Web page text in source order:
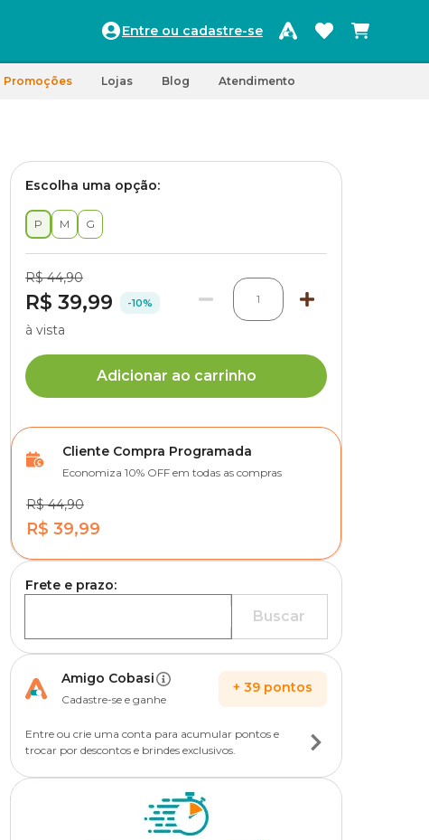
Entre ou cadastre-se
Promoções Lojas Blog Atendimento
Escolha uma opção:
P M G
R$ 44,90
R$ 39,99 -10% 1
à vista
Adicionar ao carrinho
Cliente Compra Programada
Economiza 10% OFF em todas as compras
R$ 44,90
R$ 39,99
Frete e prazo:
Buscar
Amigo Cobasi
Cadastre-se e ganhe
+ 39 pontos
Entre ou crie uma conta para acumular pontos e
trocar por descontos e brindes exclusivos.